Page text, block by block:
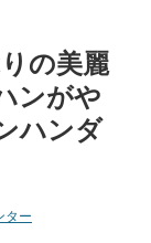
の美麗
ンがや
ハンダ
ター